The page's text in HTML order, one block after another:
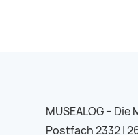
MUSEALOG –
Postfach 2332 |